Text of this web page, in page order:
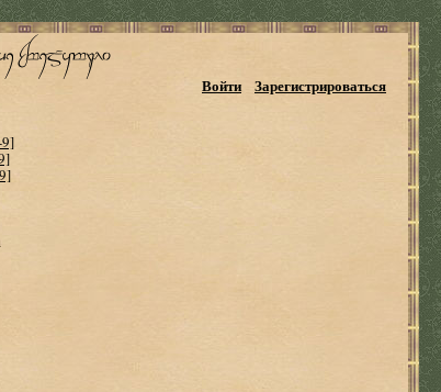
Войти Зарегистрироваться